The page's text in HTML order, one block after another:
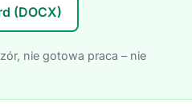
(DOCX)
nie gotowa praca – nie